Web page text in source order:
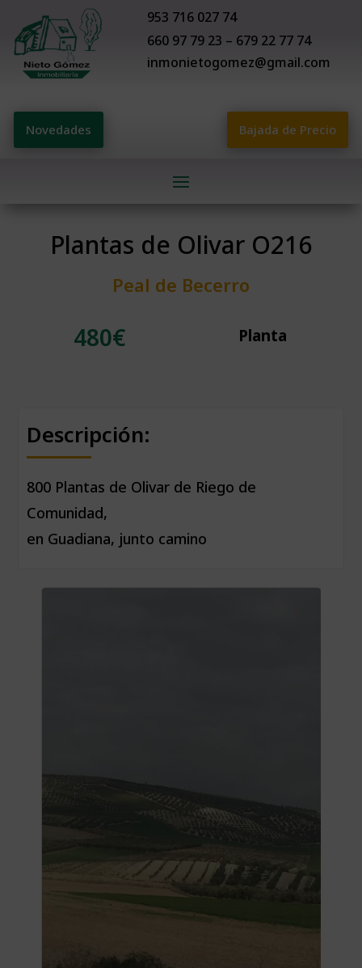
953 716 027 74
660 97 79 23 – 679 22 77 74
inmonietogomez@gmail.com
Novedades Bajada de Precio
Plantas de Olivar O216
Peal de Becerro
480€ Planta
Descripción:
800 Plantas de Olivar de Riego de
Comunidad,
en Guadiana, junto camino